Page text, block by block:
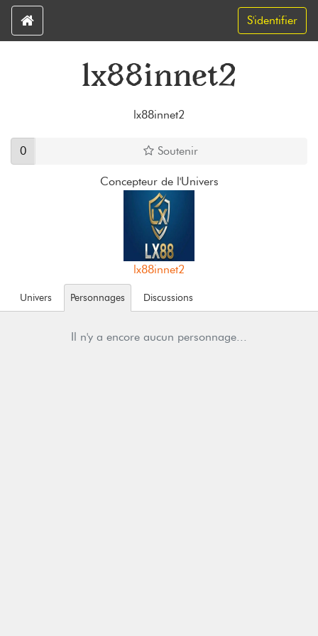
S'identifier
lx88innet2
lx88innet2
0 Soutenir
Concepteur de l'Univers
lx88innet2
Univers Personnages Discussions
Il n'y a encore aucun personnage...